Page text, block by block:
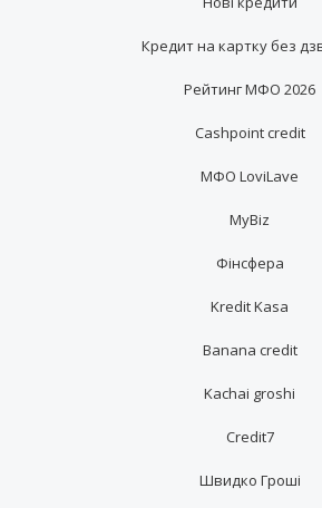
Кредит на картку без
Рейтинг МФО 2026
Cashpoint credit
МФО LoviLave
MyBiz
Фінсфера
Kredit Kasa
Banana credit
Kachai groshi
Credit7
Швидко Гроші